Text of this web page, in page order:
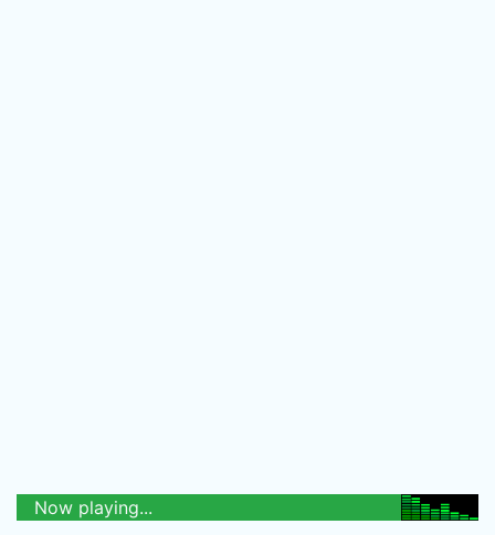
Now playing...